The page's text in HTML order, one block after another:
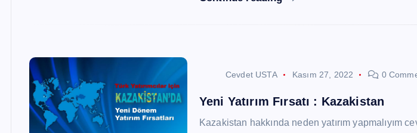
Cevdet USTA Kasım 27, 2022 0
Yeni Yatırım Fırsatı : Kazakistan
Kazakistan hakkında neden yatırım yapmalıyım